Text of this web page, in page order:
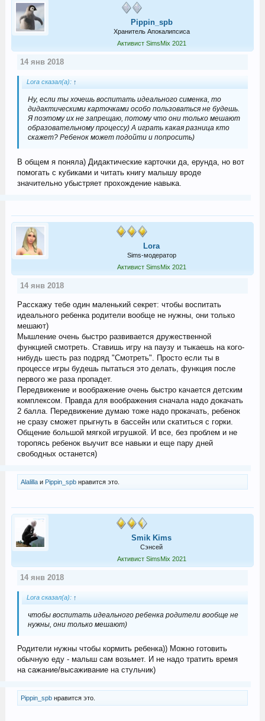
Pippin_spb
Хранитель Апокалипсиса
Активист SimsMix 2021
14 янв 2018
Lora сказал(а): ↑
Ну, если ты хочешь воспитать идеального сименка, то
дидактическими карточками особо пользоваться не будешь.
Я поэтому их не запрещаю, потому что они только мешают
образовательному процессу) А играть какая разница кто
скажет? Ребенок может подойти и попросить)
В общем я поняла) Дидактические карточки да, ерунда, но вот
помогать с кубиками и читать книгу малышу вроде
значительно убыстряет прохождение навыка.
Lora
Sims-модератор
Активист SimsMix 2021
14 янв 2018
Расскажу тебе один маленький секрет: чтобы воспитать
идеального ребенка родители вообще не нужны, они только
мешают)
Мышление очень быстро развивается дружественной
функцией смотреть. Ставишь игру на паузу и тыкаешь на кого-
нибудь шесть раз подряд "Смотреть". Просто если ты в
процессе игры будешь пытаться это делать, функция после
первого же раза пропадет.
Передвижение и воображение очень быстро качается детским
комплексом. Правда для воображения сначала надо докачать
2 балла. Передвижение думаю тоже надо прокачать, ребенок
не сразу сможет прыгнуть в бассейн или скатиться с горки.
Общение большой мягкой игрушкой. И все, без проблем и не
торопясь ребенок выучит все навыки и еще пару дней
свободных останется)
Alalillaи Pippin_spbнравится это.
Smik Kims
Сэнсей
Активист SimsMix 2021
14 янв 2018
Lora сказал(а): ↑
чтобы воспитать идеального ребенка родители вообще не
нужны, они только мешают)
Родители нужны чтобы кормить ребенка)) Можно готовить
обычную еду - малыш сам возьмет. И не надо тратить время
на сажание/высаживание на стульчик)
Pippin_spbнравится это.